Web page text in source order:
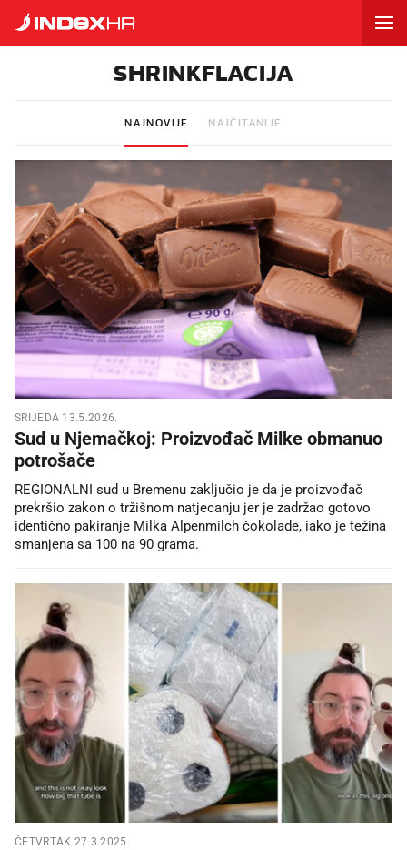
SHRINKFLACIJA
NAJNOVIJE NAJČITANIJE
SRIJEDA 13.5.2026.
Sud u Njemačkoj: Proizvođač Milke obmanuo
potrošače
REGIONALNI sud u Bremenu zaključio je da je proizvođač
prekršio zakon o tržišnom natjecanju jer je zadržao gotovo
identično pakiranje Milka Alpenmilch čokolade, iako je težina
smanjena sa 100 na 90 grama.
ČETVRTAK 27.3.2025.